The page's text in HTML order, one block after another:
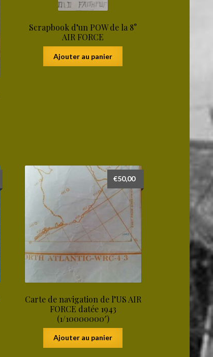
Scrapbook d’un POW de la 8°
AIR FORCE
Ajouter au panier
Carte de navigation de l’US AIR
FORCE datée 1943
(1/10000000′)
€50,00
Ajouter au panier